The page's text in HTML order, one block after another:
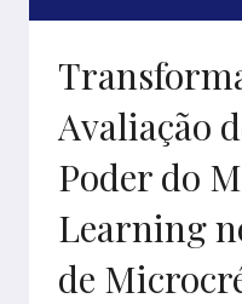
Avaliação
Poder do
Learning
de